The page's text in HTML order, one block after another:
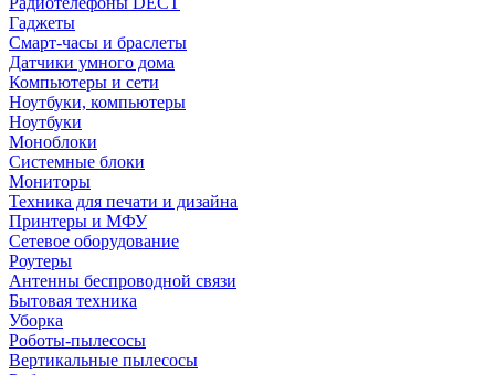
Гаджеты
Смарт-часы и браслеты
Датчики умного дома
Компьютеры и сети
Ноутбуки, компьютеры
Ноутбуки
Моноблоки
Системные блоки
Мониторы
Техника для печати и дизайна
Принтеры и МФУ
Сетевое оборудование
Роутеры
Антенны беспроводной связи
Бытовая техника
Уборка
Роботы-пылесосы
Вертикальные пылесосы